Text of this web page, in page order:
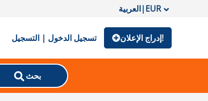
العربية|EUR
تسجيل الدخول | التسجيل إدراج الإعلان!
بحث